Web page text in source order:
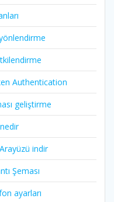
Authentication
geliştirme
indir
Şeması
ayarları